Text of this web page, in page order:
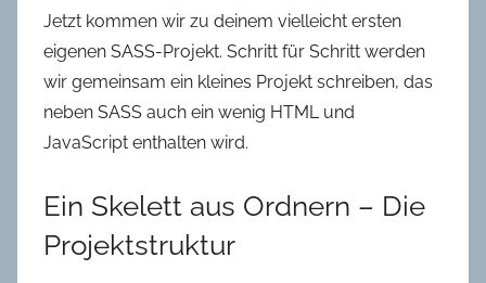
Jetzt kommen wir zu deinem vielleicht ersten
eigenen SASS-Projekt. Schritt für Schritt werden
wir gemeinsam ein kleines Projekt schreiben, das
neben SASS auch ein wenig HTML und
JavaScript enthalten wird.
Ein Skelett aus Ordnern – Die
Projektstruktur